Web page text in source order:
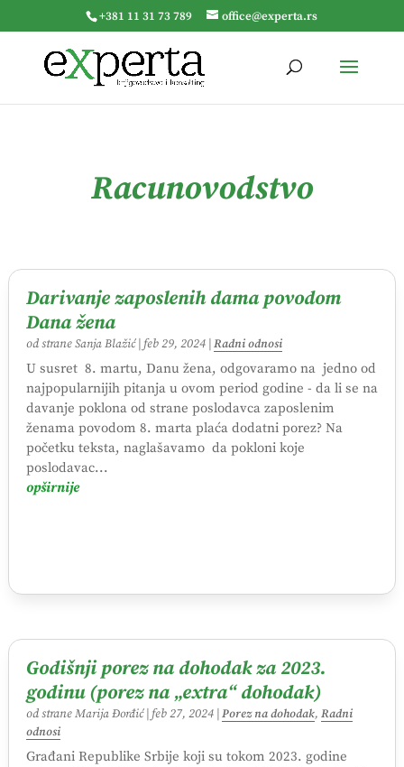
+381 11 31 73 789 office@experta.rs
Racunovodstvo
Darivanje zaposlenih dama povodom
Dana žena
od straneSanja Blažić| feb 29, 2024| Radni odnosi
U susret 8. martu, Danu žena, odgovaramo na jedno od
najpopularnijih pitanja u ovom period godine - da li se na
davanje poklona od strane poslodavca zaposlenim
ženama povodom 8. marta plaća dodatni porez? Na
početku teksta, naglašavamo da pokloni koje
poslodavac...
opširnije
Godišnji porez na dohodak za 2023.
godinu (porez na „extra“ dohodak)
od straneMarija Đorđić| feb 27, 2024| Porez na dohodak, Radni
odnosi
Građani Republike Srbije koji su tokom 2023. godine